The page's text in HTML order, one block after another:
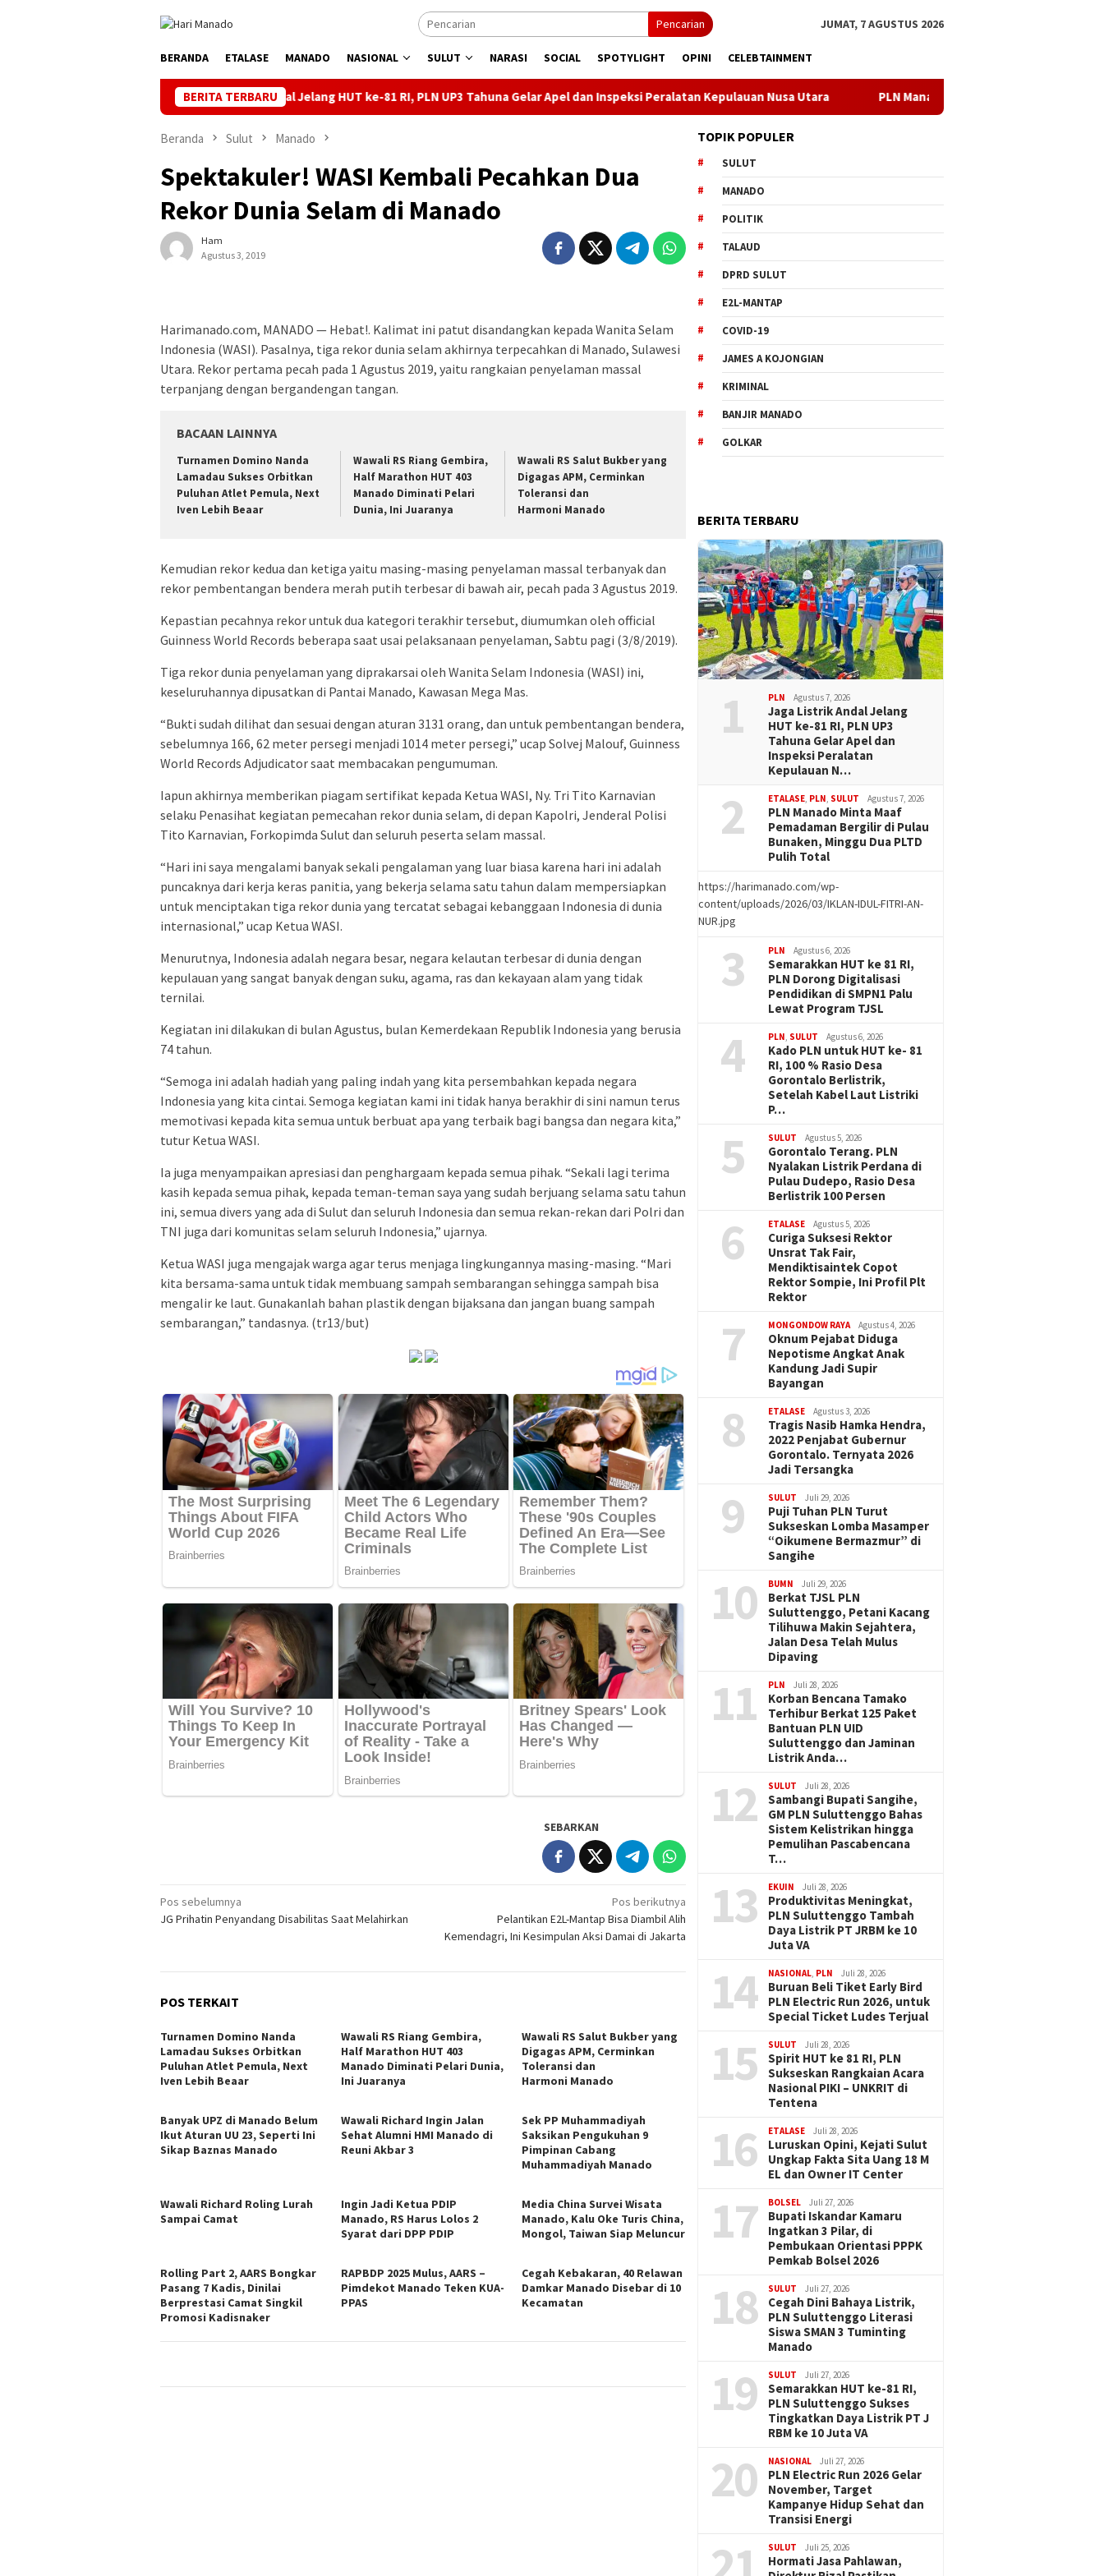
Pencarian JUMAT, 7 AGUSTUS 2026
BERANDA ETALASE MANADO NASIONAL SULUT NARASI SOCIAL SPOTYLIGHT OPINI CELEBTAINMENT
BERITA TERBARU
Jaga Listrik Andal Jelang HUT ke-81 RI, PLN UP3 Tahuna Gelar Apel dan Inspeksi Peralatan Kepulauan Nusa Utara PLN Manado Minta Maaf Pemadaman Bergilir di Pulau
Beranda Sulut Manado
Spektakuler! WASI Kembali Pecahkan Dua
Rekor Dunia Selam di Manado
Ham
Agustus 3, 2019
Harimanado.com, MANADO — Hebat!. Kalimat ini patut disandangkan kepada Wanita Selam
Indonesia (WASI). Pasalnya, tiga rekor dunia selam akhirnya terpecahkan di Manado, Sulawesi
Utara. Rekor pertama pecah pada 1 Agustus 2019, yaitu rangkaian penyelaman massal
terpanjang dengan bergandengan tangan.
BACAAN LAINNYA
Turnamen Domino Nanda
Lamadau Sukses Orbitkan
Puluhan Atlet Pemula, Next
Iven Lebih Beaar
Wawali RS Riang Gembira,
Half Marathon HUT 403
Manado Diminati Pelari
Dunia, Ini Juaranya
Wawali RS Salut Bukber yang
Digagas APM, Cerminkan
Toleransi dan
Harmoni Manado
Kemudian rekor kedua dan ketiga yaitu masing-masing penyelaman massal terbanyak dan
rekor pembentangan bendera merah putih terbesar di bawah air, pecah pada 3 Agustus 2019.
Kepastian pecahnya rekor untuk dua kategori terakhir tersebut, diumumkan oleh official
Guinness World Records beberapa saat usai pelaksanaan penyelaman, Sabtu pagi (3/8/2019).
Tiga rekor dunia penyelaman yang diprakarsai oleh Wanita Selam Indonesia (WASI) ini,
keseluruhannya dipusatkan di Pantai Manado, Kawasan Mega Mas.
“Bukti sudah dilihat dan sesuai dengan aturan 3131 orang, dan untuk pembentangan bendera,
sebelumnya 166, 62 meter persegi menjadi 1014 meter persegi,” ucap Solvej Malouf, Guinness
World Records Adjudicator saat membacakan pengumuman.
Iapun akhirnya memberikan piagam sertifikat kepada Ketua WASI, Ny. Tri Tito Karnavian
selaku Penasihat kegiatan pemecahan rekor dunia selam, di depan Kapolri, Jenderal Polisi
Tito Karnavian, Forkopimda Sulut dan seluruh peserta selam massal.
“Hari ini saya mengalami banyak sekali pengalaman yang luar biasa karena hari ini adalah
puncaknya dari kerja keras panitia, yang bekerja selama satu tahun dalam mempersiapkan
untuk menciptakan tiga rekor dunia yang tercatat sebagai kebanggaan Indonesia di dunia
internasional,” ucap Ketua WASI.
Menurutnya, Indonesia adalah negara besar, negara kelautan terbesar di dunia dengan
kepulauan yang sangat banyak dengan suku, agama, ras dan kekayaan alam yang tidak
ternilai.
Kegiatan ini dilakukan di bulan Agustus, bulan Kemerdekaan Republik Indonesia yang berusia
74 tahun.
“Semoga ini adalah hadiah yang paling indah yang kita persembahkan kepada negara
Indonesia yang kita cintai. Semoga kegiatan kami ini tidak hanya berakhir di sini namun terus
memotivasi kepada kita semua untuk berbuat apa yang terbaik bagi bangsa dan negara kita,”
tutur Ketua WASI.
Ia juga menyampaikan apresiasi dan penghargaam kepada semua pihak. “Sekali lagi terima
kasih kepada semua pihak, kepada teman-teman saya yang sudah berjuang selama satu tahun
ini, semua divers yang ada di Sulut dan seluruh Indonesia dan semua rekan-rekan dari Polri dan
TNI juga dari komunitas selam seluruh Indonesia,” ujarnya.
Ketua WASI juga mengajak warga agar terus menjaga lingkungannya masing-masing. “Mari
kita bersama-sama untuk tidak membuang sampah sembarangan sehingga sampah bisa
mengalir ke laut. Gunakanlah bahan plastik dengan bijaksana dan jangan buang sampah
sembarangan,” tandasnya. (tr13/but)
SEBARKAN
Navigasi
pos
Pos sebelumnya
JG Prihatin Penyandang Disabilitas Saat Melahirkan
Pos berikutnya
Pelantikan E2L-Mantap Bisa Diambil Alih
Kemendagri, Ini Kesimpulan Aksi Damai di Jakarta
POS TERKAIT
Turnamen Domino Nanda
Lamadau Sukses Orbitkan
Puluhan Atlet Pemula, Next
Iven Lebih Beaar
Wawali RS Riang Gembira,
Half Marathon HUT 403
Manado Diminati Pelari Dunia,
Ini Juaranya
Wawali RS Salut Bukber yang
Digagas APM, Cerminkan
Toleransi dan
Harmoni Manado
Banyak UPZ di Manado Belum
Ikut Aturan UU 23, Seperti Ini
Sikap Baznas Manado
Wawali Richard Ingin Jalan
Sehat Alumni HMI Manado di
Reuni Akbar 3
Sek PP Muhammadiyah
Saksikan Pengukuhan 9
Pimpinan Cabang
Muhammadiyah Manado
Wawali Richard Roling Lurah
Sampai Camat
Ingin Jadi Ketua PDIP
Manado, RS Harus Lolos 2
Syarat dari DPP PDIP
Media China Survei Wisata
Manado, Kalu Oke Turis China,
Mongol, Taiwan Siap Meluncur
Rolling Part 2, AARS Bongkar
Pasang 7 Kadis, Dinilai
Berprestasi Camat Singkil
Promosi Kadisnaker
RAPBDP 2025 Mulus, AARS –
Pimdekot Manado Teken KUA-
PPAS
Cegah Kebakaran, 40 Relawan
Damkar Manado Disebar di 10
Kecamatan
TOPIK POPULER
SULUT
MANADO
POLITIK
TALAUD
DPRD SULUT
E2L-MANTAP
COVID-19
JAMES A KOJONGIAN
KRIMINAL
BANJIR MANADO
GOLKAR
BERITA TERBARU
1 PLN Agustus 7, 2026
Jaga Listrik Andal Jelang
HUT ke-81 RI, PLN UP3
Tahuna Gelar Apel dan
Inspeksi Peralatan
Kepulauan N…
2 ETALASE PLN SULUT Agustus 7, 2026
PLN Manado Minta Maaf
Pemadaman Bergilir di Pulau
Bunaken, Minggu Dua PLTD
Pulih Total
https://harimanado.com/wp-
content/uploads/2026/03/IKLAN-IDUL-FITRI-AN-
NUR.jpg
3 PLN Agustus 6, 2026
Semarakkan HUT ke 81 RI,
PLN Dorong Digitalisasi
Pendidikan di SMPN1 Palu
Lewat Program TJSL
4 PLN SULUT Agustus 6, 2026
Kado PLN untuk HUT ke- 81
RI, 100 % Rasio Desa
Gorontalo Berlistrik,
Setelah Kabel Laut Listriki
P…
5 SULUT Agustus 5, 2026
Gorontalo Terang. PLN
Nyalakan Listrik Perdana di
Pulau Dudepo, Rasio Desa
Berlistrik 100 Persen
6 ETALASE Agustus 5, 2026
Curiga Suksesi Rektor
Unsrat Tak Fair,
Mendiktisaintek Copot
Rektor Sompie, Ini Profil Plt
Rektor
7 MONGONDOW RAYA Agustus 4, 2026
Oknum Pejabat Diduga
Nepotisme Angkat Anak
Kandung Jadi Supir
Bayangan
8 ETALASE Agustus 3, 2026
Tragis Nasib Hamka Hendra,
2022 Penjabat Gubernur
Gorontalo. Ternyata 2026
Jadi Tersangka
9 SULUT Juli 29, 2026
Puji Tuhan PLN Turut
Sukseskan Lomba Masamper
“Oikumene Bermazmur” di
Sangihe
10 BUMN Juli 29, 2026
Berkat TJSL PLN
Suluttenggo, Petani Kacang
Tilihuwa Makin Sejahtera,
Jalan Desa Telah Mulus
Dipaving
11 PLN Juli 28, 2026
Korban Bencana Tamako
Terhibur Berkat 125 Paket
Bantuan PLN UID
Suluttenggo dan Jaminan
Listrik Anda…
12 SULUT Juli 28, 2026
Sambangi Bupati Sangihe,
GM PLN Suluttenggo Bahas
Sistem Kelistrikan hingga
Pemulihan Pascabencana
T…
13 EKUIN Juli 28, 2026
Produktivitas Meningkat,
PLN Suluttenggo Tambah
Daya Listrik PT JRBM ke 10
Juta VA
14 NASIONAL PLN Juli 28, 2026
Buruan Beli Tiket Early Bird
PLN Electric Run 2026, untuk
Special Ticket Ludes Terjual
15 SULUT Juli 28, 2026
Spirit HUT ke 81 RI, PLN
Sukseskan Rangkaian Acara
Nasional PIKI – UNKRIT di
Tentena
16 ETALASE Juli 28, 2026
Luruskan Opini, Kejati Sulut
Ungkap Fakta Sita Uang 18 M
EL dan Owner IT Center
17 BOLSEL Juli 27, 2026
Bupati Iskandar Kamaru
Ingatkan 3 Pilar, di
Pembukaan Orientasi PPPK
Pemkab Bolsel 2026
18 SULUT Juli 27, 2026
Cegah Dini Bahaya Listrik,
PLN Suluttenggo Literasi
Siswa SMAN 3 Tuminting
Manado
19 SULUT Juli 27, 2026
Semarakkan HUT ke-81 RI,
PLN Suluttenggo Sukses
Tingkatkan Daya Listrik PT J
RBM ke 10 Juta VA
20 NASIONAL Juli 27, 2026
PLN Electric Run 2026 Gelar
November, Target
Kampanye Hidup Sehat dan
Transisi Energi
SULUT Juli 25, 2026
Hormati Jasa Pahlawan,